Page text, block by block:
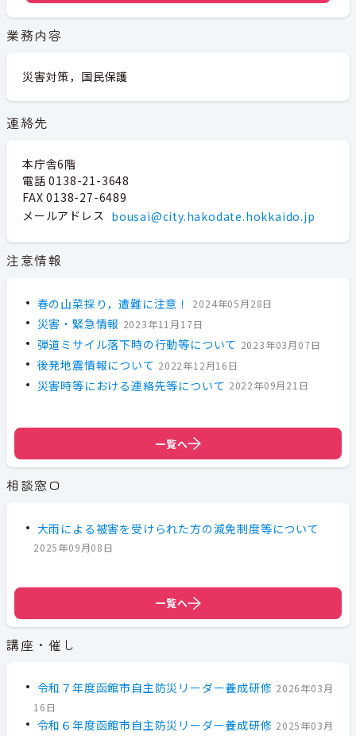
業務内容
災害対策，国民保護
連絡先
本庁舎6階
電話 0138-21-3648
FAX 0138-27-6489
メールアドレス bousai@city.hakodate.hokkaido.jp
注意情報
春の山菜採り，遭難に注意！ 2024年05月28日
災害・緊急情報 2023年11月17日
弾道ミサイル落下時の行動等について 2023年03月07日
後発地震情報について 2022年12月16日
災害時等における連絡先等について 2022年09月21日
一覧へ
相談窓口
大雨による被害を受けられた方の減免制度等について
2025年09月08日
一覧へ
講座・催し
令和７年度函館市自主防災リーダー養成研修 2026年03月
16日
令和６年度函館市自主防災リーダー養成研修 2025年03月